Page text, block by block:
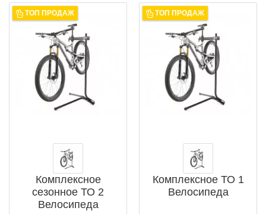
ТОП ПРОДАЖ
Комплексное
сезонное ТО 2
Велосипеда
ТОП ПРОДАЖ
Комплексное ТО 1
Велосипеда